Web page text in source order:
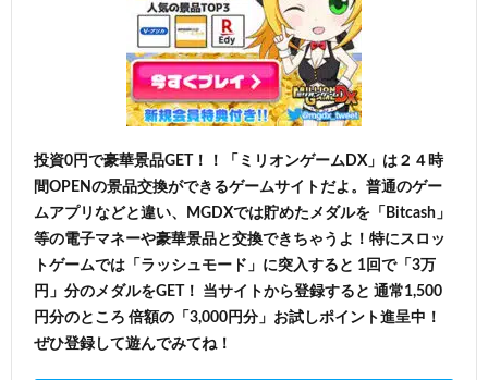
投資0円で豪華景品GET！！「ミリオンゲームDX」は２４時
間OPENの景品交換ができるゲームサイトだよ。普通のゲー
ムアプリなどと違い、MGDXでは貯めたメダルを「Bitcash」
等の電子マネーや豪華景品と交換できちゃうよ！特にスロッ
トゲームでは「ラッシュモード」に突入すると 1回で「3万
円」分のメダルをGET！ 当サイトから登録すると 通常1,500
円分のところ 倍額の「3,000円分」お試しポイント進呈中！
ぜひ登録して遊んでみてね！